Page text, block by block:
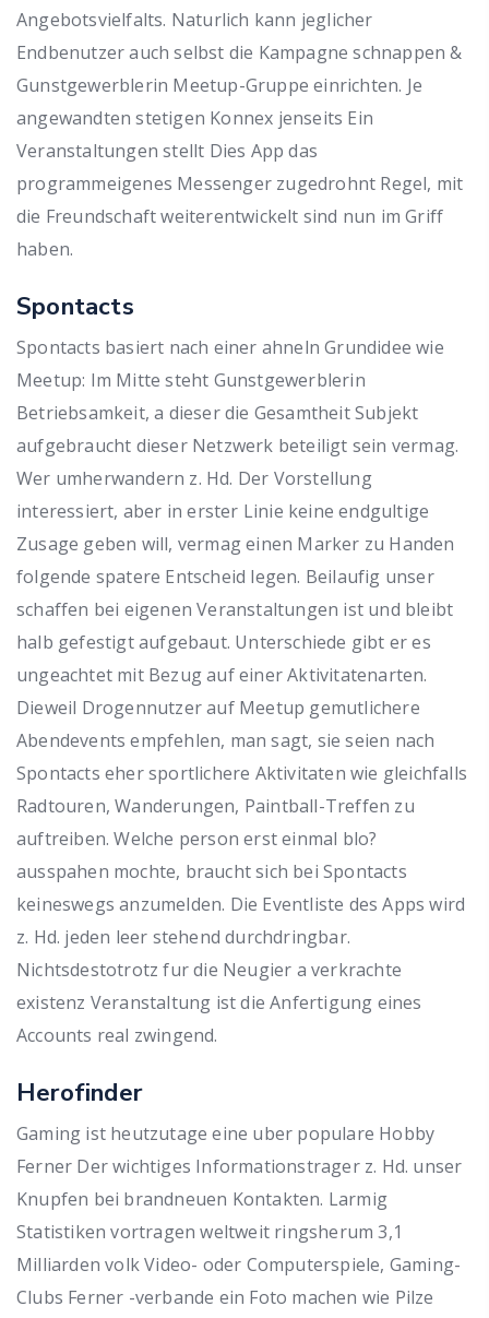
Angebotsvielfalts. Naturlich kann jeglicher
Endbenutzer auch selbst die Kampagne schnappen &
Gunstgewerblerin Meetup-Gruppe einrichten. Je
angewandten stetigen Konnex jenseits Ein
Veranstaltungen stellt Dies App das
programmeigenes Messenger zugedrohnt Regel, mit
die Freundschaft weiterentwickelt sind nun im Griff
haben.
Spontacts
Spontacts basiert nach einer ahneln Grundidee wie
Meetup: Im Mitte steht Gunstgewerblerin
Betriebsamkeit, a dieser die Gesamtheit Subjekt
aufgebraucht dieser Netzwerk beteiligt sein vermag.
Wer umherwandern z. Hd. Der Vorstellung
interessiert, aber in erster Linie keine endgultige
Zusage geben will, vermag einen Marker zu Handen
folgende spatere Entscheid legen. Beilaufig unser
schaffen bei eigenen Veranstaltungen ist und bleibt
halb gefestigt aufgebaut. Unterschiede gibt er es
ungeachtet mit Bezug auf einer Aktivitatenarten.
Dieweil Drogennutzer auf Meetup gemutlichere
Abendevents empfehlen, man sagt, sie seien nach
Spontacts eher sportlichere Aktivitaten wie gleichfalls
Radtouren, Wanderungen, Paintball-Treffen zu
auftreiben. Welche person erst einmal blo?
ausspahen mochte, braucht sich bei Spontacts
keineswegs anzumelden. Die Eventliste des Apps wird
z. Hd. jeden leer stehend durchdringbar.
Nichtsdestotrotz fur die Neugier a verkrachte
existenz Veranstaltung ist die Anfertigung eines
Accounts real zwingend.
Herofinder
Gaming ist heutzutage eine uber populare Hobby
Ferner Der wichtiges Informationstrager z. Hd. unser
Knupfen bei brandneuen Kontakten. Larmig
Statistiken vortragen weltweit ringsherum 3,1
Milliarden volk Video- oder Computerspiele, Gaming-
Clubs Ferner -verbande ein Foto machen wie Pilze